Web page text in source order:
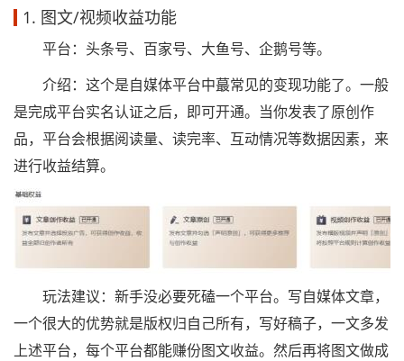
1. 图文/视频收益功能
平台：头条号、百家号、大鱼号、企鹅号等。
介绍：这个是自媒体平台中蕞常见的变现功能了。一般
是完成平台实名认证之后，即可开通。当你发表了原创作
品，平台会根据阅读量、读完率、互动情况等数据因素，来
进行收益结算。
玩法建议：新手没必要死磕一个平台。写自媒体文章，
一个很大的优势就是版权归自己所有，写好稿子，一文多发
上述平台，每个平台都能赚份图文收益。然后再将图文做成